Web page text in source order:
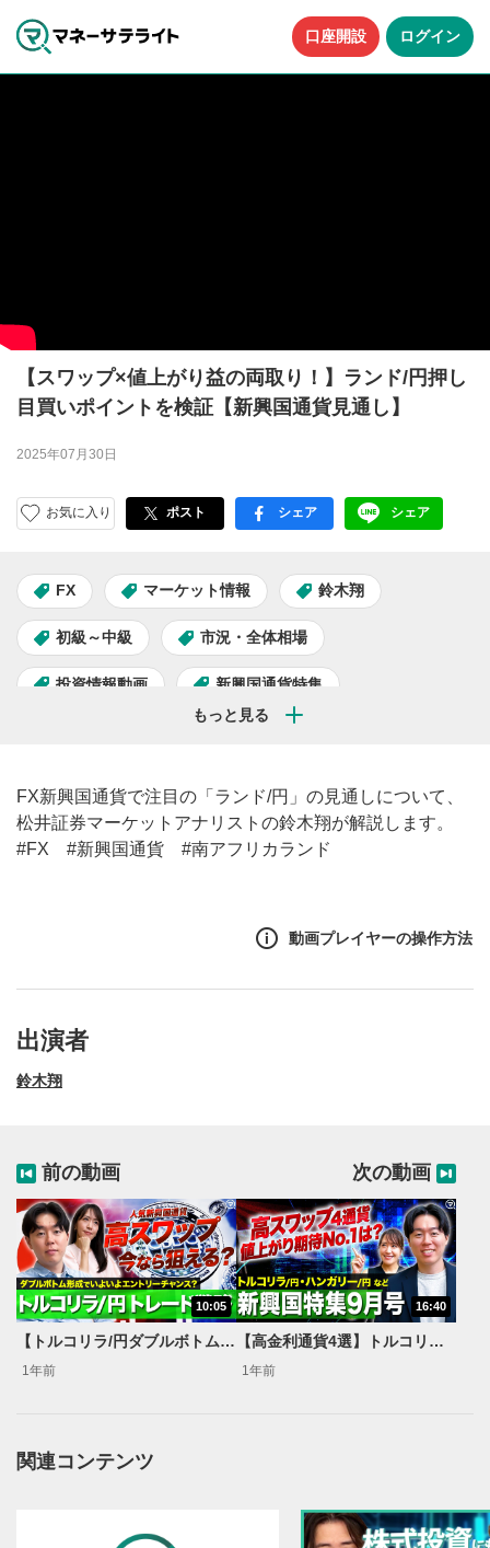
口座開設 ログイン
【スワップ×値上がり益の両取り！】ランド/円押し
目買いポイントを検証【新興国通貨見通し】
2025年07月30日
お気に入り ポスト facebook
シェア LINE
シェア
FX マーケット情報 鈴木翔
初級～中級 市況・全体相場
投資情報動画 新興国通貨特集
FX新興国通貨で注目の「ランド/円」の見通しについて、
松井証券マーケットアナリストの鈴木翔が解説します。
#FX #新興国通貨 #南アフリカランド
動画プレイヤーの操作方法
動画再生エリア
動画再生エリアをクリックすると、動画を再生または
動画タイトルが表示されます。クリックすると
出演者
鈴木翔
前の動画
10:05
【トルコリラ/円ダブルボトム形成でエントリーチャンス到来？】高スワップ生活今なら狙える？今後のトレード戦略を解説します！【新興国通貨見通し】
1年前
次の動画
16:40
【高金利通貨4選】トルコリラ/円などのエントリー・イグジットポイントを検証！【新興国通貨見通し】
1年前
関連コンテンツ